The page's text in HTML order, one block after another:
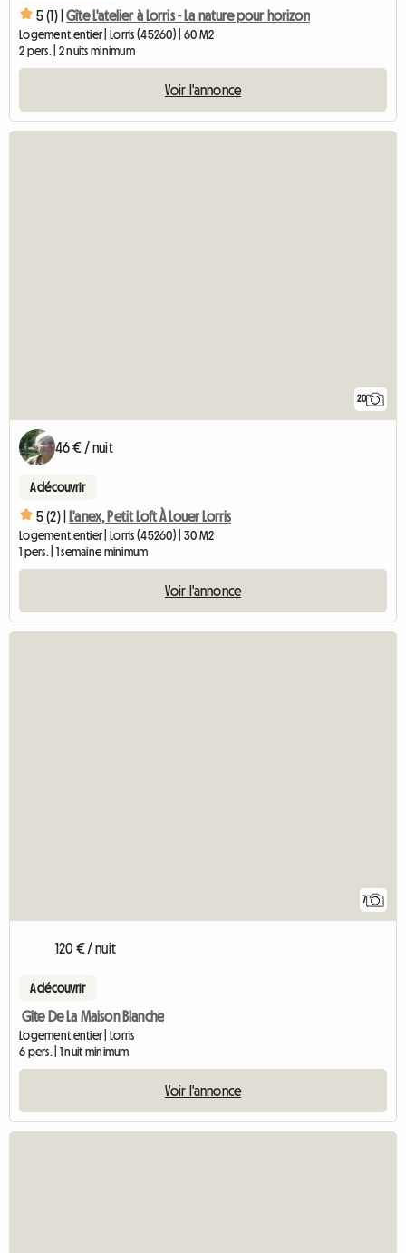
5 (1) | Gîte L'atelier à Lorris - La nature pour horizon
Logement entier | Lorris (45260) | 60 M2
2 pers. | 2 nuits minimum
Voir l'annonce
20
46 € / nuit
A découvrir
5 (2) | L'anex, Petit Loft À Louer Lorris
Logement entier | Lorris (45260) | 30 M2
1 pers. | 1 semaine minimum
Voir l'annonce
7
120 € / nuit
A découvrir
Gîte De La Maison Blanche
Logement entier | Lorris
6 pers. | 1 nuit minimum
Voir l'annonce